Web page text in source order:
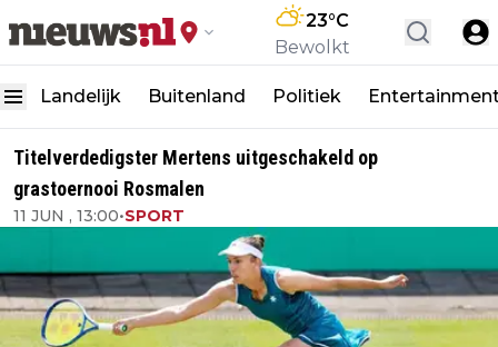
23°C
Bewolkt
Landelijk Buitenland Politiek
Titelverdedigster Mertens uitgeschakeld op
grastoernooi Rosmalen
11 JUN , 13:00•SPORT